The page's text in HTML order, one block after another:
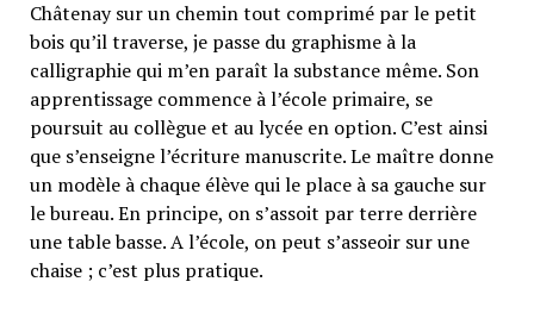
Châtenay sur un chemin tout comprimé par le petit
bois qu’il traverse, je passe du graphisme à la
calligraphie qui m’en paraît la substance même. Son
apprentissage commence à l’école primaire, se
poursuit au collègue et au lycée en option. C’est ainsi
que s’enseigne l’écriture manuscrite. Le maître donne
un modèle à chaque élève qui le place à sa gauche sur
le bureau. En principe, on s’assoit par terre derrière
une table basse. A l’école, on peut s’asseoir sur une
chaise ; c’est plus pratique.